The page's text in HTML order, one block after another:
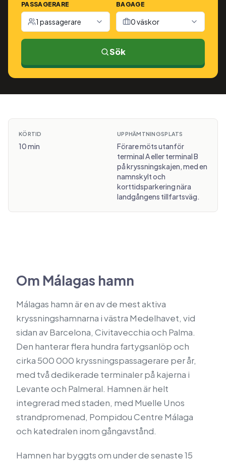
PASSAGERARE
1 passagerare
BAGAGE
0 väskor
Sök
KÖRTID
10 min
UPPHÄMTNINGSPLATS
Förare möts utanför
terminal A eller terminal B
på kryssningskajen, med en
namnskylt och
korttidsparkering nära
landgångens tillfartsväg.
Om Málagas hamn
Málagas hamn är en av de mest aktiva
kryssningshamnarna i västra Medelhavet, vid
sidan av Barcelona, Civitavecchia och Palma.
Den hanterar flera hundra fartygsanlöp och
cirka 500 000 kryssningspassagerare per år,
med två dedikerade terminaler på kajerna i
Levante och Palmeral. Hamnen är helt
integrerad med staden, med Muelle Unos
strandpromenad, Pompidou Centre Málaga
och katedralen inom gångavstånd.
Hamnen har byggts om under de senaste 15